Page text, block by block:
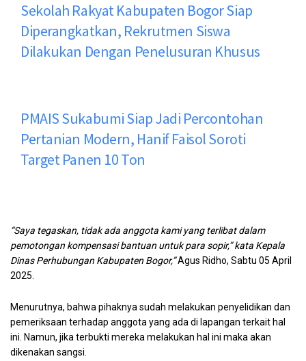
Sekolah Rakyat Kabupaten Bogor Siap
Diperangkatkan, Rekrutmen Siswa
Dilakukan Dengan Penelusuran Khusus
PMAIS Sukabumi Siap Jadi Percontohan
Pertanian Modern, Hanif Faisol Soroti
Target Panen 10 Ton
“Saya tegaskan, tidak ada anggota kami yang terlibat dalam
pemotongan kompensasi bantuan untuk para sopir,” kata Kepala
Dinas Perhubungan Kabupaten Bogor,”Agus Ridho, Sabtu 05 April
2025.
Menurutnya, bahwa pihaknya sudah melakukan penyelidikan dan
pemeriksaan terhadap anggota yang ada di lapangan terkait hal
ini. Namun, jika terbukti mereka melakukan hal ini maka akan
dikenakan sangsi.